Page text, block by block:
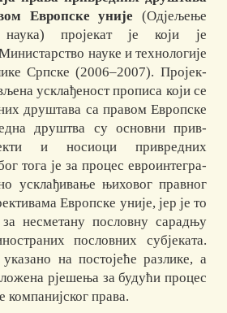
Европске уније (Одјељење
наука) пројекат је који је
науке и технологије
Српске (2006–2007). Про­јек­
усклађеност прописа који се
друштава са правом Европске
друштва су основни прив­
и носиоци привредних
тога је за процес ев­роин­те­гра­
усклађивање њиховог правног
Ев­роп­ске уније, јер је то
за несметану пословну сарадњу
пословних субјеката.
на постојеће раз­ли­ке, а
рјешења за будући процес
ком­па­нијског права.